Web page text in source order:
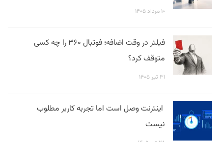
۱۰ مرداد ۱۴۰۵
فیلتر در وقت اضافه؛ فوتبال ۳۶۰ را چه کسی
متوقف کرد؟
۳۱ تیر ۱۴۰۵
اینترنت وصل است اما تجربه کاربر مطلوب
نیست